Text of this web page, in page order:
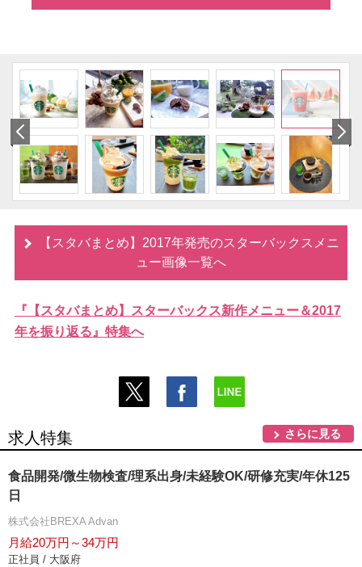
【スタバまとめ】2017年発売のスターバックスメニ
ュー画像一覧へ
『【スタバまとめ】スターバックス新作メニュー＆2017
年を振り返る』特集へ
求人特集 さらに見る
食品開発/微生物検査/理系出身/未経験OK/研修充実/年休125
日
株式会社BREXA Advan
月給20万円～34万円
正社員 / 大阪府